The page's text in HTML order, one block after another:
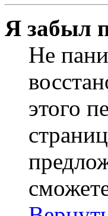
Я забыл
Не
этого